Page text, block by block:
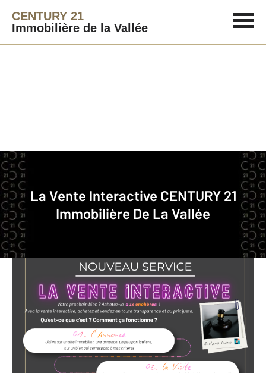
CENTURY 21
Immobilière de la Vallée
La Vente Interactive CENTURY 21
Immobilière De La Vallée
Agence immobilière
Sébastien ADAMO, Gérant